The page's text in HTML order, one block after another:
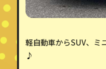
軽自動車からSUV、ミ
♪